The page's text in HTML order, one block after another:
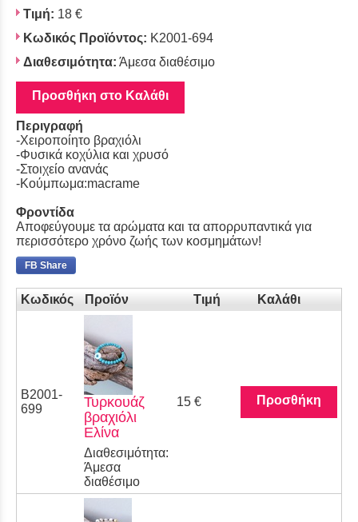
Τιμή: 18 €
Κωδικός Προϊόντος: Κ2001-694
Διαθεσιμότητα: Άμεσα διαθέσιμο
Προσθήκη στο Καλάθι
Περιγραφή
-Χειροποίητο βραχιόλι
-Φυσικά κοχύλια και χρυσό
-Στοιχείο ανανάς
-Κούμπωμα:macrame
Φροντίδα
Αποφεύγουμε τα αρώματα και τα απορρυπαντικά για
περισσότερο χρόνο ζωής των κοσμημάτων!
FB Share
Κωδικός Προϊόν Τιμή Καλάθι
Β2001-
699
Τυρκουάζ
βραχιόλι
Ελίνα
Διαθεσιμότητα:
Άμεσα
διαθέσιμο
15 € Προσθήκη